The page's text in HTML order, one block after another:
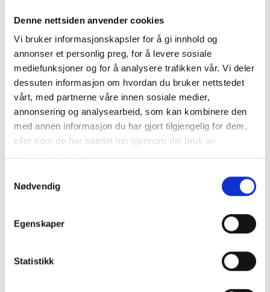
Denne nettsiden anvender cookies
Vi bruker informasjonskapsler for å gi innhold og
annonser et personlig preg, for å levere sosiale
mediefunksjoner og for å analysere trafikken vår. Vi deler
dessuten informasjon om hvordan du bruker nettstedet
vårt, med partnerne våre innen sosiale medier,
annonsering og analysearbeid, som kan kombinere den
med annen informasjon du har gjort tilgjengelig for dem,
eller som de har samlet inn gjennom din bruk av
Nødvendig
Egenskaper
Statistikk
VICTRON Phoenix Inverter 24V 375VA Ren Sinus
Inverter av mycket hög kvalitet från välkända Victron. Ger en
mer info
Får endast installeras av ett auktoriserat installatör
Dela den här produkten